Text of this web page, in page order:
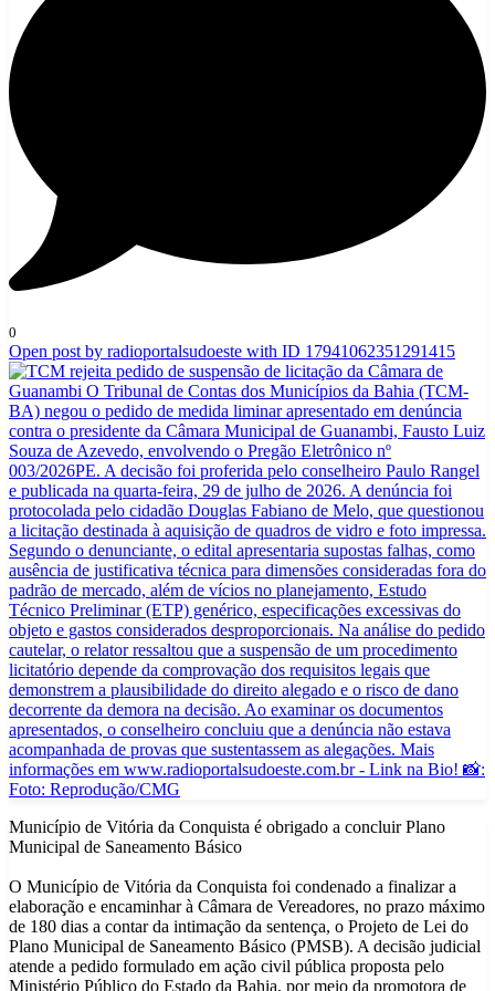
0
Open post by radioportalsudoeste with ID 17941062351291415
Município de Vitória da Conquista é obrigado a concluir Plano
Municipal de Saneamento Básico
O Município de Vitória da Conquista foi condenado a finalizar a
elaboração e encaminhar à Câmara de Vereadores, no prazo máximo
de 180 dias a contar da intimação da sentença, o Projeto de Lei do
Plano Municipal de Saneamento Básico (PMSB). A decisão judicial
atende a pedido formulado em ação civil pública proposta pelo
Ministério Público do Estado da Bahia, por meio da promotora de